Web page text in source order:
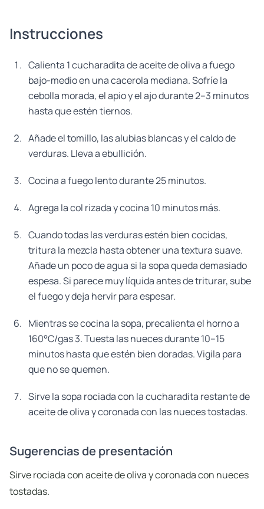
Instrucciones
Calienta 1 cucharadita de aceite de oliva a fuego
bajo-medio en una cacerola mediana. Sofríe la
cebolla morada, el apio y el ajo durante 2–3 minutos
hasta que estén tiernos.
Añade el tomillo, las alubias blancas y el caldo de
verduras. Lleva a ebullición.
Cocina a fuego lento durante 25 minutos.
Agrega la col rizada y cocina 10 minutos más.
Cuando todas las verduras estén bien cocidas,
tritura la mezcla hasta obtener una textura suave.
Añade un poco de agua si la sopa queda demasiado
espesa. Si parece muy líquida antes de triturar, sube
el fuego y deja hervir para espesar.
Mientras se cocina la sopa, precalienta el horno a
160°C/gas 3. Tuesta las nueces durante 10–15
minutos hasta que estén bien doradas. Vigila para
que no se quemen.
Sirve la sopa rociada con la cucharadita restante de
aceite de oliva y coronada con las nueces tostadas.
Sugerencias de presentación
Sirve rociada con aceite de oliva y coronada con nueces
tostadas.